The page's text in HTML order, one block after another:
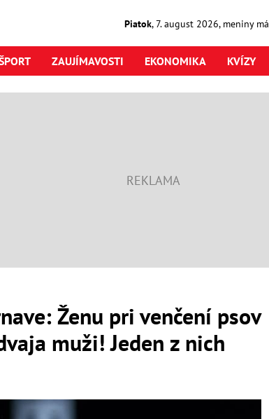
Piatok,7. august2026, meniny má
ZAUJÍMAVOSTI EKONOMIKA KVÍZY
Ženu pri venčení psov
muži! Jeden z nich